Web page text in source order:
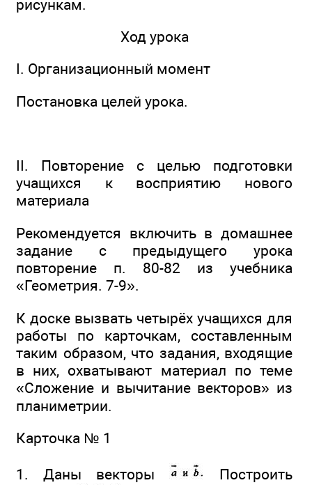
рисункам.
Ход урока
I. Организационный момент
Постановка целей урока.
II. Повторение с целью подготовки
учащихся к восприятию нового
материала
Рекомендуется включить в домашнее
задание с предыдущего урока
повторение п. 80-82 из учебника
«Геометрия. 7-9».
К доске вызвать четырёх учащихся для
работы по карточкам, составленным
таким образом, что задания, входящие
в них, охватывают материал по теме
«Сложение и вычитание векторов» из
планиметрии.
Карточка № 1
1. Даны векторы
Построить